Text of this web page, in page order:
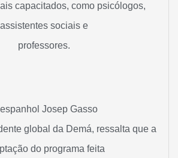
capacitados, como psicólogos,
assistentes sociais e
professores.
Josep Gasso
global da Demá, ressalta que a
do programa feita